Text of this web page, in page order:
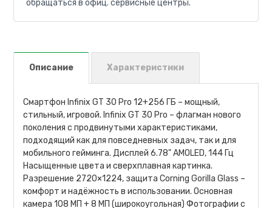
обращаться в офиц. сервисные центры.
Описание Характеристики
Смартфон Infinix GT 30 Pro 12+256 ГБ – мощный,
стильный, игровой. Infinix GT 30 Pro – флагман нового
поколения с продвинутыми характеристиками,
подходящий как для повседневных задач, так и для
мобильного гейминга. Дисплей 6.78" AMOLED, 144 Гц
Насыщенные цвета и сверхплавная картинка.
Разрешение 2720×1224, защита Corning Gorilla Glass –
комфорт и надёжность в использовании. Основная
камера 108 МП + 8 МП (широкоугольная) Фотографии с